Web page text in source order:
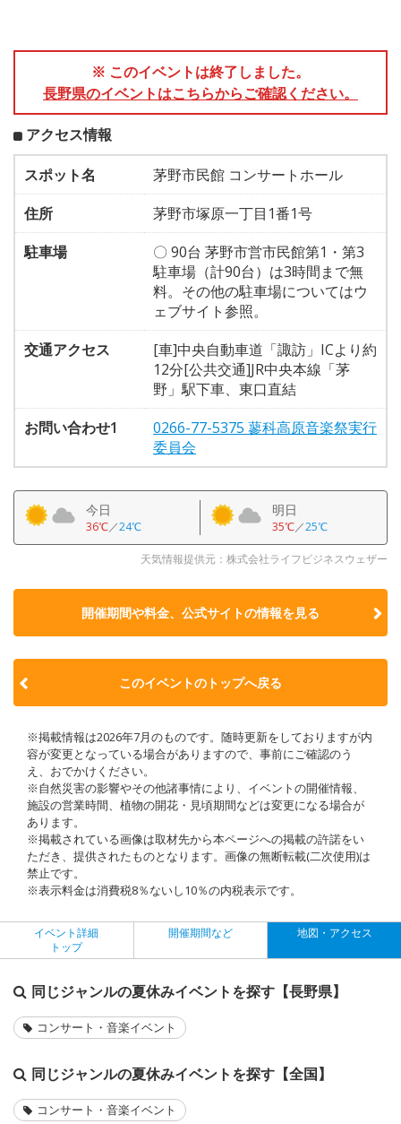
※ このイベントは終了しました。
長野県のイベントはこちらからご確認ください。
アクセス情報
スポット名
茅野市民館 コンサートホール
住所
茅野市塚原一丁目1番1号
駐車場
〇 90台 茅野市営市民館第1・第3
駐車場（計90台）は3時間まで無
料。その他の駐車場についてはウ
ェブサイト参照。
交通アクセス
[車]中央自動車道「諏訪」ICより約
12分[公共交通]JR中央本線「茅
野」駅下車、東口直結
お問い合わせ1
0266-77-5375 蓼科高原音楽祭実行
委員会
今日
36℃／24℃
明日
35℃／25℃
天気情報提供元：株式会社ライフビジネスウェザー
開催期間や料金、公式サイトの情報を見る
このイベントのトップへ戻る
※掲載情報は2026年7月のものです。随時更新をしておりますが内
容が変更となっている場合がありますので、事前にご確認のう
え、おでかけください。
※自然災害の影響やその他諸事情により、イベントの開催情報、
施設の営業時間、植物の開花・見頃期間などは変更になる場合が
あります。
※掲載されている画像は取材先から本ページへの掲載の許諾をい
ただき、提供されたものとなります。画像の無断転載(二次使用)は
禁止です。
※表示料金は消費税8％ないし10％の内税表示です。
イベント詳細
トップ
開催期間など 地図・アクセス
同じジャンルの夏休みイベントを探す【長野県】
コンサート・音楽イベント
同じジャンルの夏休みイベントを探す【全国】
コンサート・音楽イベント